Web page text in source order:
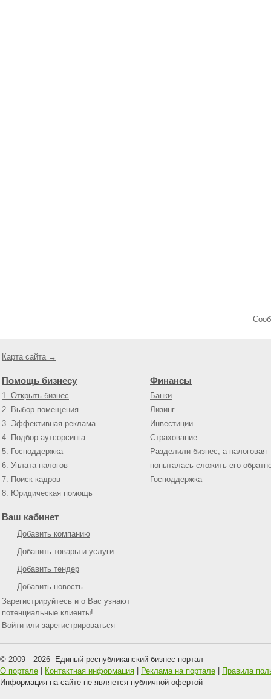
Карта сайта →
Помощь бизнесу
1. Открыть бизнес
2. Выбор помещения
3. Эффективная реклама
4. Подбор аутсорсинга
5. Господдержка
6. Уплата налогов
7. Поиск кадров
8. Юридическая помощь
Финансы
Банки
Лизинг
Инвестиции
Страхование
Разделили бизнес, а налоговая
попыталась сложить его
Господдержка
Ваш кабинет
Добавить компанию
Добавить товары и услуги
Добавить тендер
Добавить новость
Зарегистрируйтесь и о Вас узнают
потенциальные клиенты!
Войти или зарегистрироваться
© 2009—2026 Единый республиканский бизнес-портал
О портале
Контактная информация Реклама на портале
Правила
Информация на сайте не является публичной офертой